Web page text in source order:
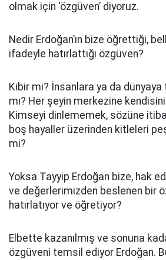
olmak için ‘özgüven’ diyoruz.
Nedir Erdoğan’ın bize öğrettiği,
ifadeyle hatırlattığı özgüven?
Kibir mi? İnsanlara ya da
mı? Her şeyin merkezine
Kimseyi dinlememek, sözüne
boş hayaller üzerinden kitleleri
mi?
Yoksa Tayyip Erdoğan bize, hak
ve değerlerimizden beslenen bir
hatırlatıyor ve öğretiyor?
Elbette kazanılmış ve sonuna
özgüveni temsil ediyor Erdoğan.